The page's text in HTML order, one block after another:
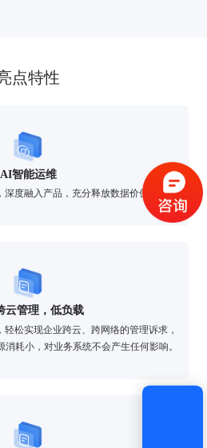
点特性
AI智能运维
度融入产品，充分释放数据价值。
云管理，低负载
轻松实现企业跨云、跨网络的管理诉求，
消耗小，对业务系统不会产生任何影响。
获取验证码
还没有账号？